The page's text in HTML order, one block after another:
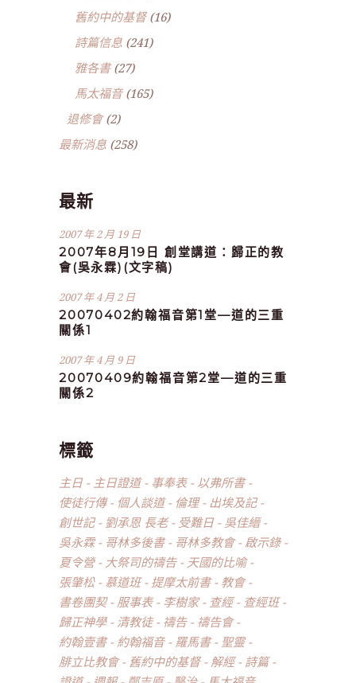
舊約中的基督(16)
詩篇信息 (241)
雅各書(27)
馬太福音(165)
退修會(2)
最新消息 (258)
最新
2007 年 2 月 19 日
2007年8月19日 創堂講道：歸正的教
會(吳永霖)(文字稿)
2007 年 4 月 2 日
20070402約翰福音第1堂—道的三重
關係1
2007 年 4 月 9 日
20070409約翰福音第2堂—道的三重
關係2
標籤
主日 主日證道 事奉表
以弗所書
使徒行傳
個人談道 倫理
出埃及記
創世記
劉承恩 長老 受難日
吳佳縉
吳永霖
哥林多後書 哥林多教會
啟示錄
夏令營
大祭司的禱告
天國的比喻
張肇松
慕道班 提摩太前書
教會
書卷團契
服事表 李樹家 查經
查經班
歸正神學
清教徒 禱告
禱告會
約翰壹書
約翰福音 羅馬書
聖靈
腓立比教會
舊約中的基督 解經
詩篇